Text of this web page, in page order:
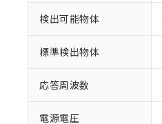
検出可能物体
標準検出物体
応答周波数
電源電圧